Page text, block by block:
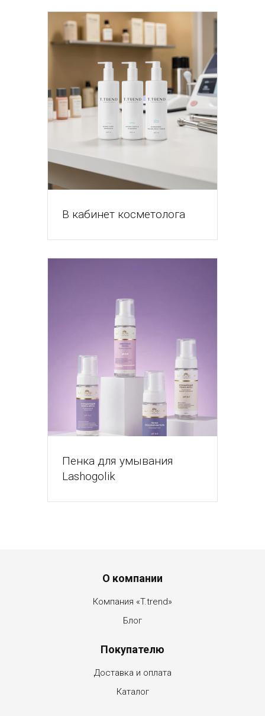
В кабинет косметолога
Пенка для умывания
Lashogolik
Menu footerО компании
Компания «T.trend»
Блог
Покупателю
Доставка и оплата
Каталог